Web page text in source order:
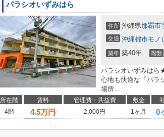
パラシオいずみはら
住所 沖縄県那覇市
交通 沖縄都市モノ
築年 築40年 階数
パラシオいずみはら
心地も快適な「パラ
場所...
所在階 賃料 管理費・共益費 敷金
4階
4.5万円 2,000円 1ヶ月 0